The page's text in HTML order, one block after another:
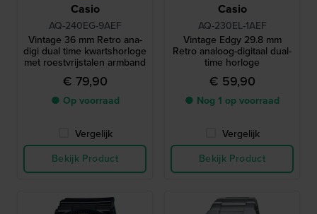
Casio
AQ-240EG-9AEF
Vintage 36 mm Retro ana-
digi dual time kwartshorloge
met roestvrijstalen armband
€ 79,90
● Op voorraad
Vergelijk
Bekijk Product
Casio
AQ-230EL-1AEF
Vintage Edgy 29.8 mm
Retro analoog-digitaal dual-
time horloge
€ 59,90
● Nog 1 op voorraad
Vergelijk
Bekijk Product